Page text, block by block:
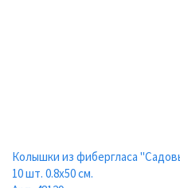
Колышки из фибергласа
10 шт. 0.8х50 см.